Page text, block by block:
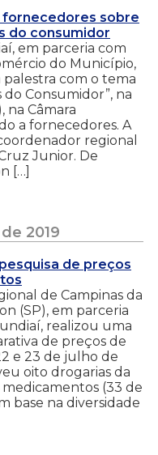
sobre
do consumidor
em parceria com
do Município,
com o tema
do Consumidor”, na
na Câmara
a fornecedores. A
regional
Junior. De
[…]
2019
de preços
de Campinas da
(SP), em parceria
realizou uma
de preços de
e 23 de julho de
oito drogarias da
(33 de
base na diversidade